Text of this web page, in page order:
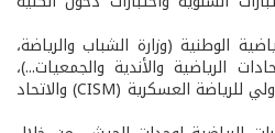
الوطنية (وزارة الشباب والرياضة،
الرياضية والأندية والجمعيات...)،
إضافة إلى كل من المجلس الدولي للرياضة العسكرية (CISM) والاتحاد